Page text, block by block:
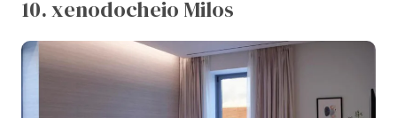
10. xenodocheio Milos